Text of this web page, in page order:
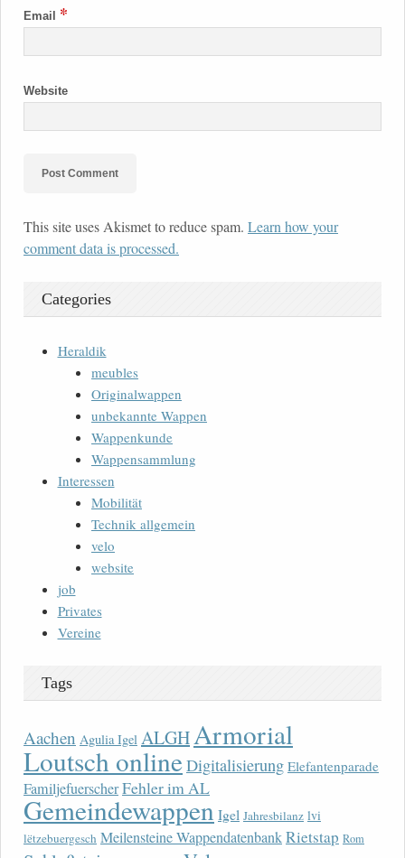
Email *
Website
This site uses Akismet to reduce spam. Learn how your
comment data is processed.
Categories
Heraldik
meubles
Originalwappen
unbekannte Wappen
Wappenkunde
Wappensammlung
Interessen
Mobilität
Technik allgemein
velo
website
job
Privates
Vereine
Tags
Aachen Agulia Igel ALGH Armorial
Loutsch onlineDigitalisierung Elefantenparade
FamiljefuerscherFehler im AL
Gemeindewappen Igel Jahresbilanz lvi
lëtzebuergesch Meilensteine WappendatenbankRietstap Rom